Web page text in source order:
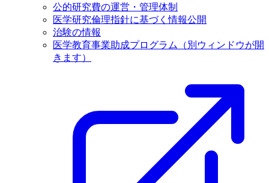
公的研究費の運営・管理体制
医学研究倫理指針に基づく情報公開
治験の情報
医学教育事業助成プログラム
（別ウィンドウが開
きます）